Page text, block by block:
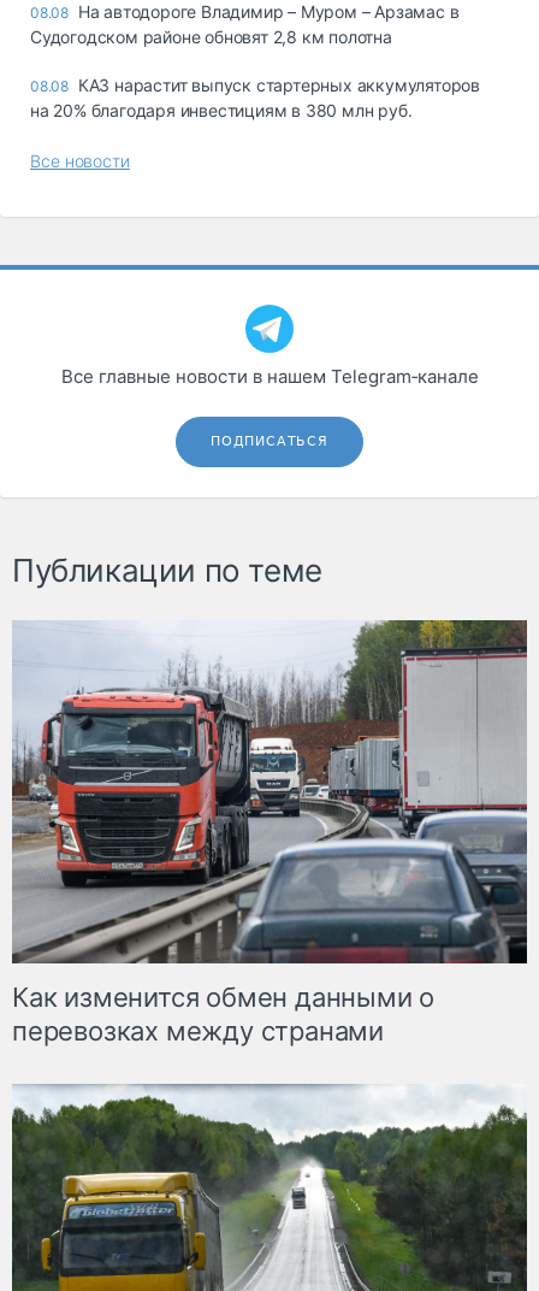
08.08 На автодороге Владимир – Муром – Арзамас в
Судогодском районе обновят 2,8 км полотна
08.08 КАЗ нарастит выпуск стартерных аккумуляторов
на 20% благодаря инвестициям в 380 млн руб.
Все новости
Все главные новости в нашем Telegram‑канале
ПОДПИСАТЬСЯ
Публикации по теме
Как изменится обмен данными о
перевозках между странами